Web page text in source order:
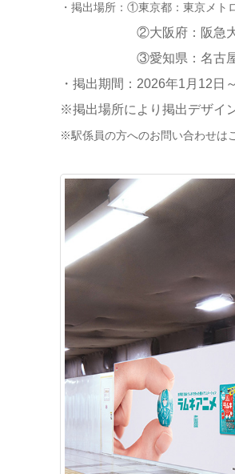
・掲出場所：①東京都：東京メト
②大阪府：阪急大阪
③愛知県：名古屋市営
・掲出期間：2026年1月12
※掲出場所により掲出デザイ
※駅係員の方へのお問い合わせは